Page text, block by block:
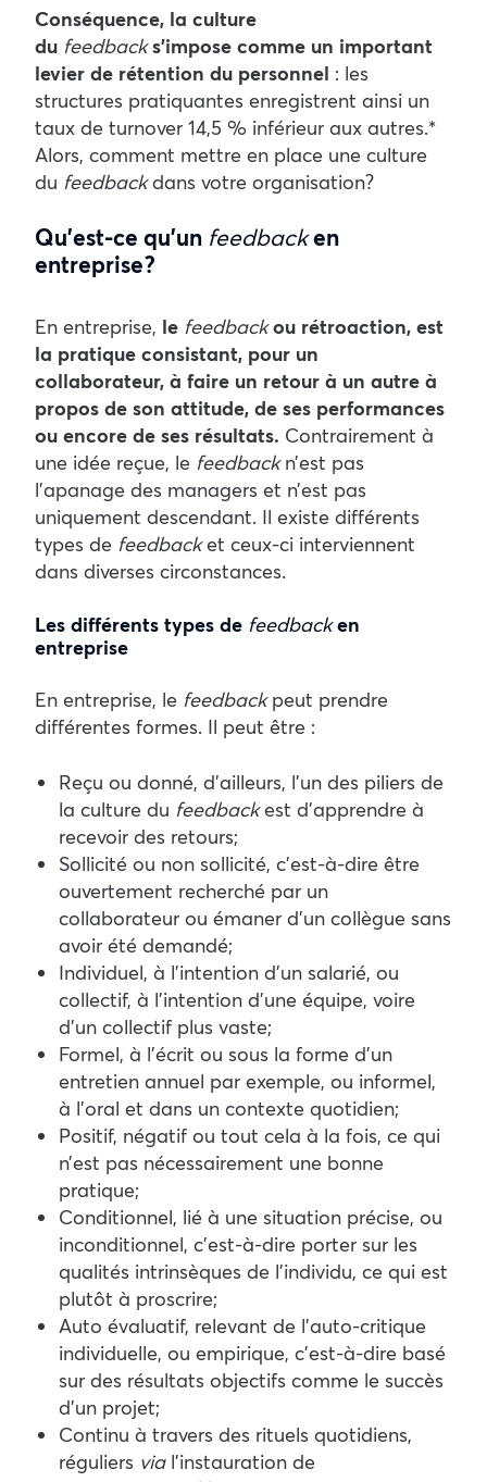
Conséquence, la culture
du feedbacks’impose comme un important
levier de rétention du personnel : les
structures pratiquantes enregistrent ainsi un
taux de turnover 14,5 % inférieur aux autres.*
Alors, comment mettre en place une culture
du feedbackdans votre organisation ?
Qu’est-ce qu’un feedbacken
entreprise ?
En entreprise, le feedbackou rétroaction, est
la pratique consistant, pour un
collaborateur, à faire un retour à un autre à
propos de son attitude, de ses performances
ou encore de ses résultats. Contrairement à
une idée reçue, le feedbackn’est pas
l’apanage des managers et n’est pas
uniquement descendant. Il existe différents
types de feedbacket ceux-ci interviennent
dans diverses circonstances.
Les différents types de feedbacken
entreprise
En entreprise, le feedbackpeut prendre
différentes formes. Il peut être :
Reçu ou donné, d’ailleurs, l’un des piliers de
la culture du feedbackest d’apprendre à
recevoir des retours ;
Sollicité ou non sollicité, c’est-à-dire être
ouvertement recherché par un
collaborateur ou émaner d’un collègue sans
avoir été demandé ;
Individuel, à l’intention d’un salarié, ou
collectif, à l’intention d’une équipe, voire
d’un collectif plus vaste ;
Formel, à l’écrit ou sous la forme d’un
entretien annuel par exemple, ou informel,
à l’oral et dans un contexte quotidien ;
Positif, négatif ou tout cela à la fois, ce qui
n’est pas nécessairement une bonne
pratique ;
Conditionnel, lié à une situation précise, ou
inconditionnel, c’est-à-dire porter sur les
qualités intrinsèques de l’individu, ce qui est
plutôt à proscrire ;
Auto évaluatif, relevant de l’auto-critique
individuelle, ou empirique, c’est-à-dire basé
sur des résultats objectifs comme le succès
d’un projet ;
Continu à travers des rituels quotidiens,
réguliers via l’instauration de